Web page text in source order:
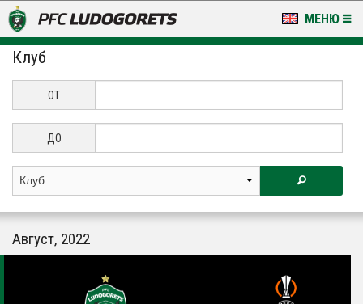
МЕНЮ
НОВИНИ & ГАЛЕРИИ
LUDOGORETS TV
СТАДИОН & БАЗИ
ЗА ФЕНОВЕ
Клуб
ОТ
ДО
Август, 2022